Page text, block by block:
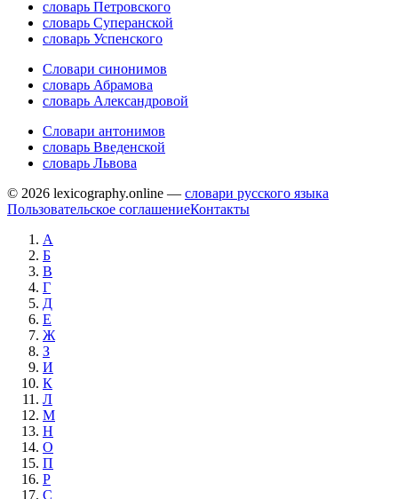
словарь Петровского
словарь Суперанской
словарь Успенского
Словари синонимов
словарь Абрамова
словарь Александровой
Словари антонимов
словарь Введенской
словарь Львова
© 2026 lexicography.online — словари русского языка
Пользовательское соглашениеКонтакты
А
Б
В
Г
Д
Е
Ж
З
И
К
Л
М
Н
О
П
Р
С